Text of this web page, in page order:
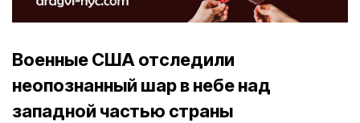
Военные США отследили
неопознанный шар в небе над
западной частью страны